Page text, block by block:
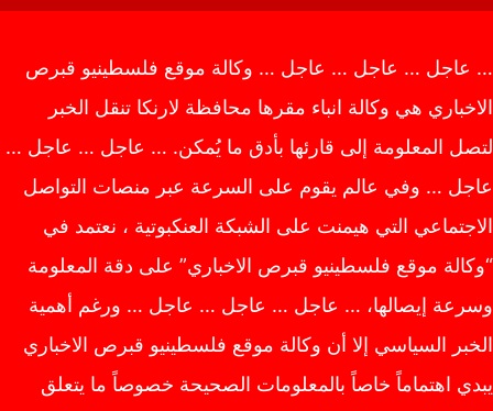
… عاجل … عاجل … عاجل … وكالة موقع فلسطينيو قبرص
الاخباري هي وكالة انباء مقرها محافظة لارنكا تنقل الخبر
لتصل المعلومة إلى قارئها بأدق ما يُمكن. … عاجل … عاجل …
عاجل … وفي عالم يقوم على السرعة عبر منصات التواصل
الاجتماعي التي هيمنت على الشبكة العنكبوتية ، نعتمد في
“وكالة موقع فلسطينيو قبرص الاخباري” على دقة المعلومة
وسرعة إيصالها، … عاجل … عاجل … عاجل … ورغم أهمية
الخبر السياسي إلا أن وكالة موقع فلسطينيو قبرص الاخباري
يبدي اهتماماً خاصاً بالمعلومات الصحيحة خصوصاً ما يتعلق